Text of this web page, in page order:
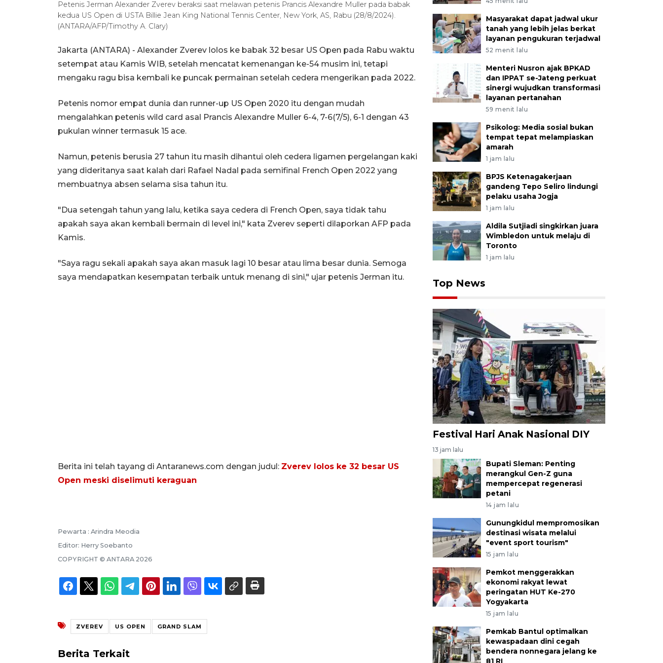
Petenis Jerman Alexander Zverev beraksi saat melawan petenis Prancis Alexandre Muller pada babak
kedua US Open di USTA Billie Jean King National Tennis Center, New York, AS, Rabu (28/8/2024).
(ANTARA/AFP/Timothy A. Clary)
Jakarta (ANTARA) - Alexander Zverev lolos ke babak 32 besar US Open pada Rabu waktu
setempat atau Kamis WIB, setelah mencatat kemenangan ke-54 musim ini, tetapi
mengaku ragu bisa kembali ke puncak permainan setelah cedera mengerikan pada 2022.
Petenis nomor empat dunia dan runner-up US Open 2020 itu dengan mudah
mengalahkan petenis wild card asal Prancis Alexandre Muller 6-4, 7-6(7/5), 6-1 dengan 43
pukulan winner termasuk 15 ace.
Namun, petenis berusia 27 tahun itu masih dihantui oleh cedera ligamen pergelangan kaki
yang dideritanya saat kalah dari Rafael Nadal pada semifinal French Open 2022 yang
membuatnya absen selama sisa tahun itu.
"Dua setengah tahun yang lalu, ketika saya cedera di French Open, saya tidak tahu
apakah saya akan kembali bermain di level ini," kata Zverev seperti dilaporkan AFP pada
Kamis.
"Saya ragu sekali apakah saya akan masuk lagi 10 besar atau lima besar dunia. Semoga
saya mendapatkan kesempatan terbaik untuk menang di sini," ujar petenis Jerman itu.
Berita ini telah tayang di Antaranews.com dengan judul: Zverev lolos ke 32 besar US
Open meski diselimuti keraguan
Pewarta : Arindra Meodia
Editor: Herry Soebanto
COPYRIGHT © ANTARA 2026
ZVEREV US OPEN GRAND SLAM
Berita Terkait
Masyarakat dapat jadwal ukur
tanah yang lebih jelas berkat
layanan pengukuran terjadwal
52 menit lalu
Menteri Nusron ajak BPKAD
dan IPPAT se-Jateng perkuat
sinergi wujudkan transformasi
layanan pertanahan
59 menit lalu
Psikolog: Media sosial bukan
tempat tepat melampiaskan
amarah
1 jam lalu
BPJS Ketenagakerjaan
gandeng Tepo Seliro lindungi
pelaku usaha Jogja
1 jam lalu
Aldila Sutjiadi singkirkan juara
Wimbledon untuk melaju di
Toronto
1 jam lalu
Top News
Festival Hari Anak Nasional DIY
13 jam lalu
Bupati Sleman: Penting
merangkul Gen-Z guna
mempercepat regenerasi
petani
14 jam lalu
Gunungkidul mempromosikan
destinasi wisata melalui
"event sport tourism"
15 jam lalu
Pemkot menggerakkan
ekonomi rakyat lewat
peringatan HUT Ke-270
Yogyakarta
15 jam lalu
Pemkab Bantul optimalkan
kewaspadaan dini cegah
bendera nonnegara jelang ke
81 RI